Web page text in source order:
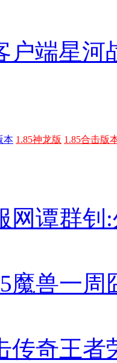
户端星
本 1.85神龙版 1.85合击版
网谭群
魔兽一
传奇王